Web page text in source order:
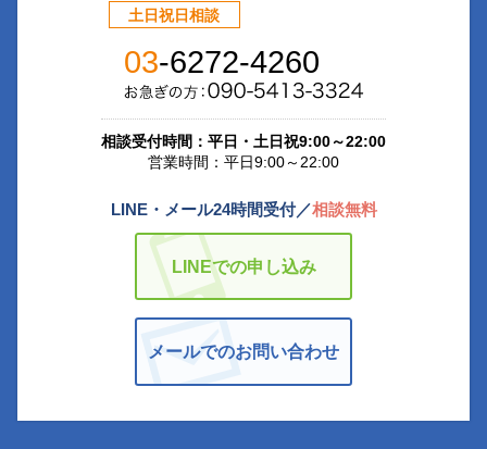
土日祝日相談
03-6272-4260
相談受付時間：平日・土日祝9:00～22:00
営業時間：平日9:00～22:00
LINE・メール24時間受付／相談無料
LINEでの申し込み
メールでのお問い合わせ